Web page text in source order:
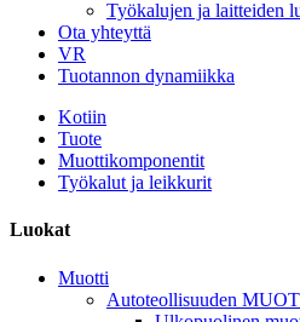
Työkalujen ja laitteiden
Ota yhteyttä
VR
Tuotannon dynamiikka
Kotiin
Tuote
Muottikomponentit
Työkalut ja leikkurit
Luokat
Muotti
Autoteollisuuden